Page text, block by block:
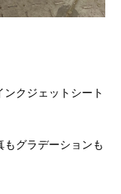
クジェットシート
グラデーションも